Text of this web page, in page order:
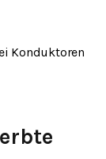
Konduktoren